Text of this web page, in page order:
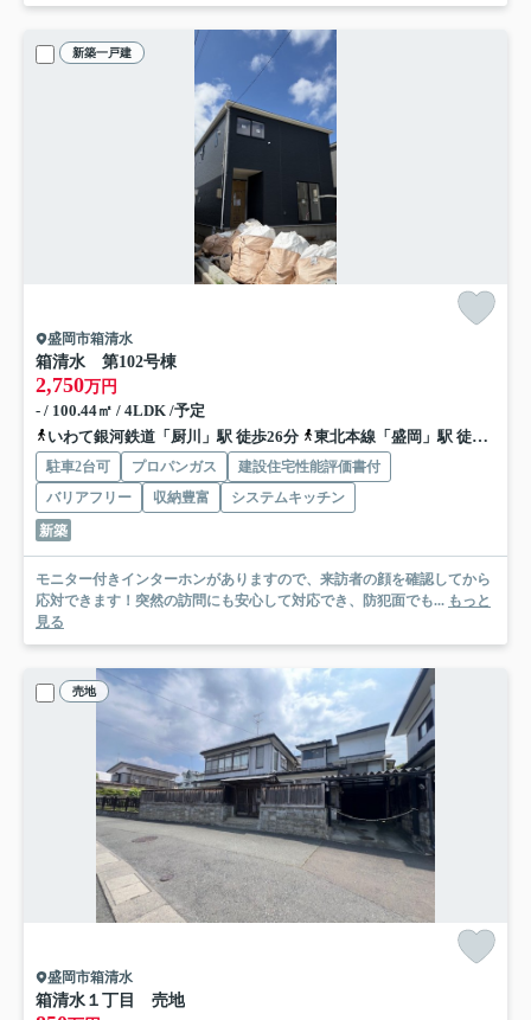
新築一戸建
盛岡市箱清水
箱清水 第102号棟
2,750万円
- / 100.44㎡ / 4LDK /予定
いわて銀河鉄道「厨川」駅 徒歩26分
東北本線「盛岡」駅 徒歩55分
駐車2台可 プロパンガス
建設住宅性能評価書付
バリアフリー
収納豊富
システムキッチン
新築
モニター付きインターホンがありますので、来訪者の顔を確認してから
応対できます！突然の訪問にも安心して対応でき、防犯面でも... もっと
見る
売地
盛岡市箱清水
箱清水１丁目 売地